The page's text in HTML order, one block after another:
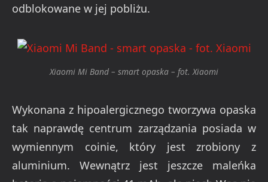
odblokowane w jej pobliżu.
Xiaomi Mi Band – smart opaska – fot. Xiaomi
Wykonana z hipoalergicznego tworzywa opaska
tak naprawdę centrum zarządzania posiada w
wymiennym coinie, który jest zrobiony z
aluminium. Wewnątrz jest jeszcze maleńka